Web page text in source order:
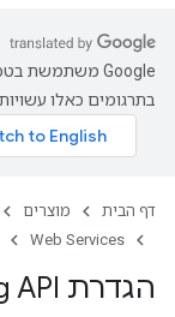
בתרגומים כאלו
דף הבית מוצרים
Web Services
הגדרת Geocoding API